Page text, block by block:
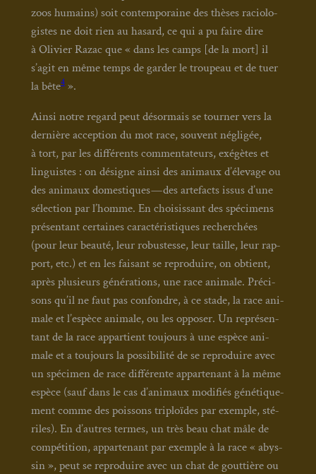
zoos humains) soit contem­po­raine des thèses racio­lo­
gistes ne doit rien au hasard, ce qui a pu faire dire
à Oli­vier Razac que « dans les camps [de la mort] il
s’agit en même temps de gar­der le trou­peau et de tuer
la bête4 ».
Ain­si notre regard peut désor­mais se tour­ner vers la
der­nière accep­tion du mot race, sou­vent négli­gée,
à tort, par les dif­fé­rents com­men­ta­teurs, exé­gètes et
lin­guistes : on désigne ain­si des ani­maux d’élevage ou
des ani­maux domes­tiques — des arte­facts issus d’une
sélec­tion par l’homme. En choi­sis­sant des spé­ci­mens
pré­sen­tant cer­taines carac­té­ris­tiques recher­chées
(pour leur beau­té, leur robus­tesse, leur taille, leur rap­
port, etc.) et en les fai­sant se repro­duire, on obtient,
après plu­sieurs géné­ra­tions, une race ani­male. Pré­ci­
sons qu’il ne faut pas confondre, à ce stade, la race ani­
male et l’espèce ani­male, ou les oppo­ser. Un repré­sen­
tant de la race appar­tient tou­jours à une espèce ani­
male et a tou­jours la pos­si­bi­li­té de se repro­duire avec
un spé­ci­men de race dif­fé­rente appar­te­nant à la même
espèce (sauf dans le cas d’animaux modi­fiés géné­ti­que­
ment comme des pois­sons tri­ploïdes par exemple, sté­
riles). En d’autres termes, un très beau chat mâle de
com­pé­ti­tion, appar­te­nant par exemple à la race « abys­
sin », peut se repro­duire avec un chat de gout­tière ou